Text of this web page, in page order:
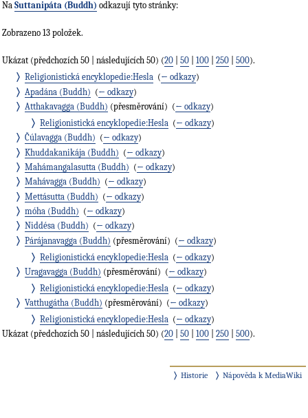
Na Suttanipáta (Buddh) odkazují tyto stránky:
Zobrazeno 13 položek.
Ukázat (předchozích 50 | následujících 50) (20 50 100 250 500).
Religionistická encyklopedie:Hesla (← odkazy)
Apadána (Buddh) (← odkazy)
Atthakavagga (Buddh) (přesměrování) ‎ (← odkazy)
Religionistická encyklopedie:Hesla (← odkazy)
Čúlavagga (Buddh) (← odkazy)
Khuddakanikája (Buddh) (← odkazy)
Mahámangalasutta (Buddh) (← odkazy)
Mahávagga (Buddh) (← odkazy)
Mettásutta (Buddh) (← odkazy)
móha (Buddh) (← odkazy)
Niddésa (Buddh) (← odkazy)
Párájanavagga (Buddh) (přesměrování) ‎ (← odkazy)
Religionistická encyklopedie:Hesla (← odkazy)
Uragavagga (Buddh) (přesměrování) ‎ (← odkazy)
Religionistická encyklopedie:Hesla (← odkazy)
Vatthugátha (Buddh) (přesměrování) ‎ (← odkazy)
Religionistická encyklopedie:Hesla‎ (← odkazy)
Ukázat (předchozích 50 | následujících 50) (20 50 100 250 500).
Historie Nápověda k MediaWiki